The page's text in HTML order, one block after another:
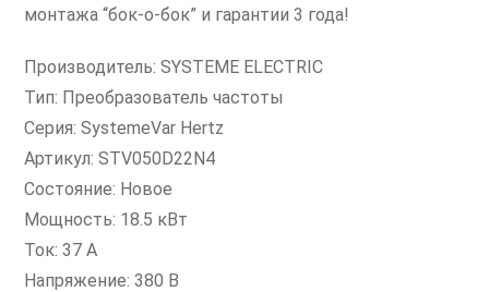
монтажа “бок-о-бок” и гарантии 3 года!
Производитель: SYSTEME ELECTRIC
Тип: Преобразователь частоты
Серия: SystemeVar Hertz
Артикул: STV050D22N4
Состояние: Новое
Мощность: 18.5 кВт
Ток: 37 А
Напряжение: 380 В